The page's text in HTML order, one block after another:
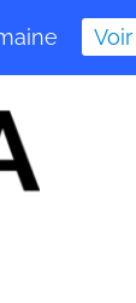
Voir